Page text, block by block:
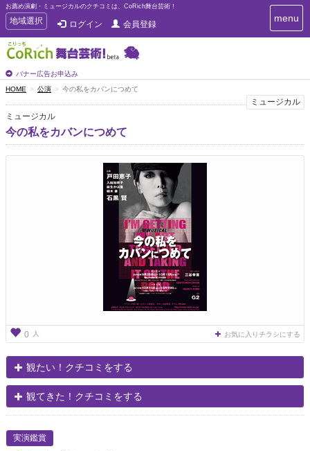
お薦め演劇・ミュージカルのクチコミは、CoRich舞台芸術！
T
o
g
g
e
n
a
v
i
g
地域選択 ログイン 会員登録
バナー広告お申込み
T
o
n
i
g
menu
HOME 公演 今の私をカバンにつめて
ミュージカル
ミュージカル
今の私をカバンにつめて
0 人 お気に入りチラシにする
観たい！クチコミをする
観てきた！クチコミをする
実演鑑賞